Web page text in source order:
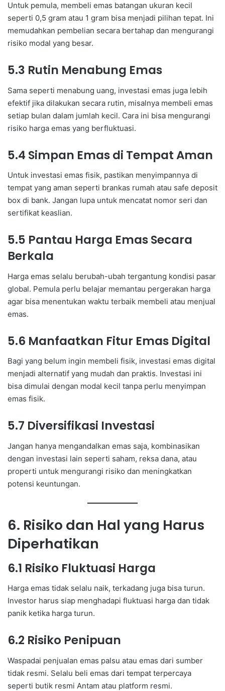
Untuk pemula, membeli emas batangan ukuran kecil
seperti 0,5 gram atau 1 gram bisa menjadi pilihan tepat. Ini
memudahkan pembelian secara bertahap dan mengurangi
risiko modal yang besar.
5.3 Rutin Menabung Emas
Sama seperti menabung uang, investasi emas juga lebih
efektif jika dilakukan secara rutin, misalnya membeli emas
setiap bulan dalam jumlah kecil. Cara ini bisa mengurangi
risiko harga emas yang berfluktuasi.
5.4 Simpan Emas di Tempat Aman
Untuk investasi emas fisik, pastikan menyimpannya di
tempat yang aman seperti brankas rumah atau safe deposit
box di bank. Jangan lupa untuk mencatat nomor seri dan
sertifikat keaslian.
5.5 Pantau Harga Emas Secara
Berkala
Harga emas selalu berubah-ubah tergantung kondisi pasar
global. Pemula perlu belajar memantau pergerakan harga
agar bisa menentukan waktu terbaik membeli atau menjual
emas.
5.6 Manfaatkan Fitur Emas Digital
Bagi yang belum ingin membeli fisik, investasi emas digital
menjadi alternatif yang mudah dan praktis. Investasi ini
bisa dimulai dengan modal kecil tanpa perlu menyimpan
emas fisik.
5.7 Diversifikasi Investasi
Jangan hanya mengandalkan emas saja, kombinasikan
dengan investasi lain seperti saham, reksa dana, atau
properti untuk mengurangi risiko dan meningkatkan
potensi keuntungan.
6. Risiko dan Hal yang Harus
Diperhatikan
6.1 Risiko Fluktuasi Harga
Harga emas tidak selalu naik, terkadang juga bisa turun.
Investor harus siap menghadapi fluktuasi harga dan tidak
panik ketika harga turun.
6.2 Risiko Penipuan
Waspadai penjualan emas palsu atau emas dari sumber
tidak resmi. Selalu beli emas dari tempat terpercaya
seperti butik resmi Antam atau platform resmi.